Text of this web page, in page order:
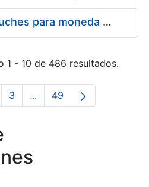
Suministro de estuches para moneda de 30 €
1 - 10 de 486 resultados.
Página
3 ...Páginas intermedias Use
Página
49